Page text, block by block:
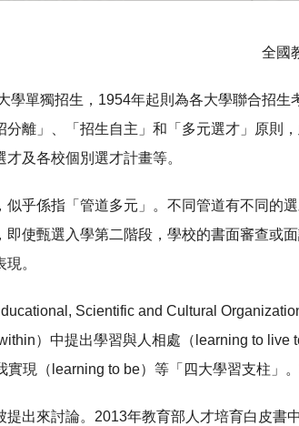
全國
學單獨招生，1954年起則為各大學聯合招
離」、「招生自主」和「多元選才」原則
及各校個別選才計畫等。
乎係指「管道多元」。不同管道有不同的
使甄選入學第二階段，學校的書面審查或
。
Scientific and Cultural
）中提出學習與人相處（learning to live
現（learning to be）等「四大學習支柱」
提出來討論。2013年教育部人才培育白皮